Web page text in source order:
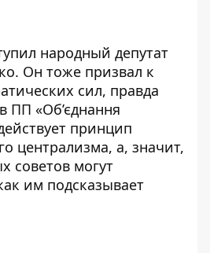
народный депутат
Он тоже призвал к
сил, правда
ПП «Об’єднання
принцип
централизма, а, значит,
советов могут
им подсказывает